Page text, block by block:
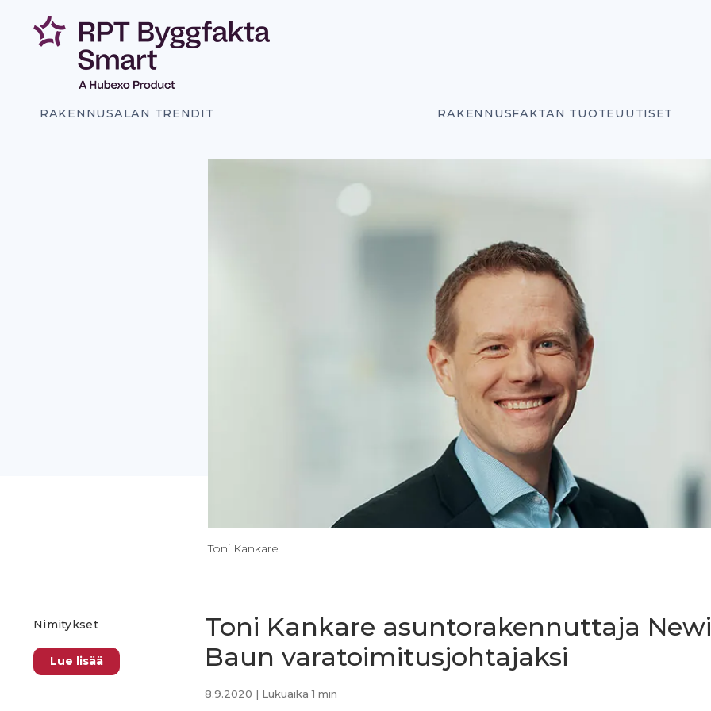
sisältöön
RAKENNUSALAN TRENDIT RAKENNUSFAKTAN TUOTEUUTISET
Toni Kankare
Nimitykset
Lue lisää
Toni Kankare asuntorakennuttaja
Baun varatoimitusjohtajaksi
8.9.2020 | Lukuaika 1 min